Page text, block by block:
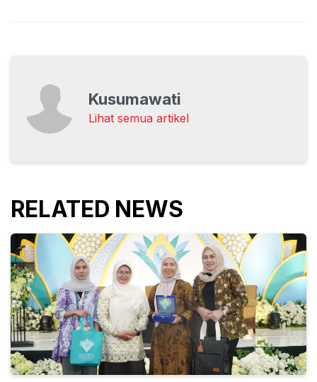
Kusumawati
Lihat semua artikel
RELATED NEWS